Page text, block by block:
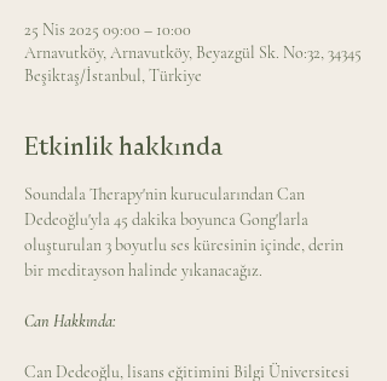
25 Nis 2025 09:00 – 10:00
Arnavutköy, Arnavutköy, Beyazgül Sk. No:32, 34345
Beşiktaş/İstanbul, Türkiye
Etkinlik hakkında
Soundala Therapy'nin kurucularından Can
Dedeoğlu'yla 45 dakika boyunca Gong'larla
oluşturulan 3 boyutlu ses küresinin içinde, derin
bir meditayson halinde yıkanacağız.
Can Hakkında:
Can Dedeoğlu, lisans eğitimini Bilgi Üniversitesi